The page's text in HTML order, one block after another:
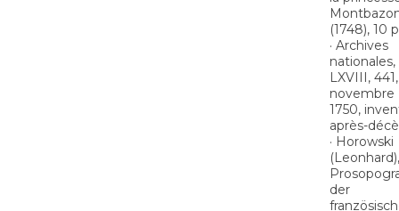
(1748), 10
· Archives
nationales,
LXVIII,
novembre
1750,
après-
· Horowski
(Leonhard),
der